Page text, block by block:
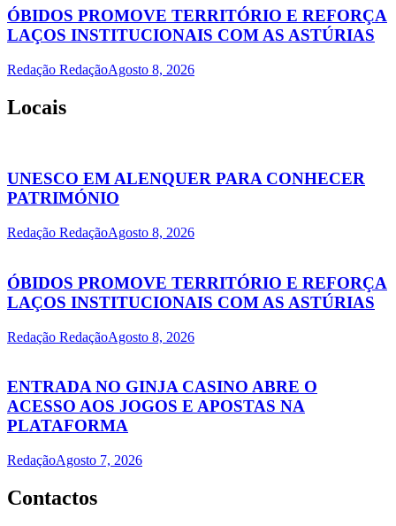
ÓBIDOS PROMOVE TERRITÓRIO E REFORÇA
LAÇOS INSTITUCIONAIS COM AS ASTÚRIAS
Redação RedaçãoAgosto 8, 2026
Locais
UNESCO EM ALENQUER PARA CONHECER
PATRIMÓNIO
Redação RedaçãoAgosto 8, 2026
ÓBIDOS PROMOVE TERRITÓRIO E REFORÇA
LAÇOS INSTITUCIONAIS COM AS ASTÚRIAS
Redação RedaçãoAgosto 8, 2026
ENTRADA NO GINJA CASINO ABRE O
ACESSO AOS JOGOS E APOSTAS NA
PLATAFORMA
RedaçãoAgosto 7, 2026
Contactos